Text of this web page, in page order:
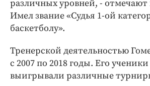
различных уровней, -
Имел звание «Судья 1-ой
баскетболу».
Тренерской деятельностью
с 2007 по 2018 годы. Его
выигрывали различные